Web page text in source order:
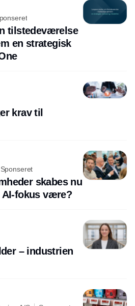
tilstedeværelse
en strategisk
krav til
Sponseret
skabes nu
fokus være?
– industrien